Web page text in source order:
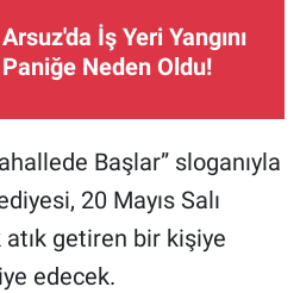
Arsuz'da İş Yeri Yangını
Paniğe Neden Oldu!
Başlar” sloganıyla
20 Mayıs Salı
getiren bir kişiye
edecek.